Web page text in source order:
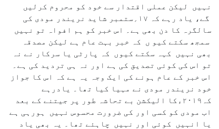
نہیں لیکن عملی اقتدار سے خود کو محروم کرلیں
گے، یاد رہے کہ ۱۷؍ستمبر شاید نریندر مودی کی
سالگرہ کا دن بھی ہے۔ اس خبر کو ہم افواہ تو نہیں
سمجھ سکتے کیو ں کہ خبر بہت عام ہے لیکن مصدقہ
بھی نہیں کہہ سکتے کیوں کہ پارٹی یا سرکار نے نہ
تو اس کی کوئی تصدیق کی ہے اور نہ ہی تردید کی ہے۔
اس خبر کے عام ہونے کی ایک وجہ یہ ہے کہ اس کا جواز
خود نریندر مودی نے مہیا کیا تھا۔ یادرہے
کہ۲۰۱۹ءکا الیکشن بے تحاشہ طور پر جیتنے کے بعد
اب مودی کو کسی اور کی ضرورت محسوس نہیں ہورہی ہے
یا انہیں کوئی اور نہیں چاہئے تھا۔ یہ بھی یاد